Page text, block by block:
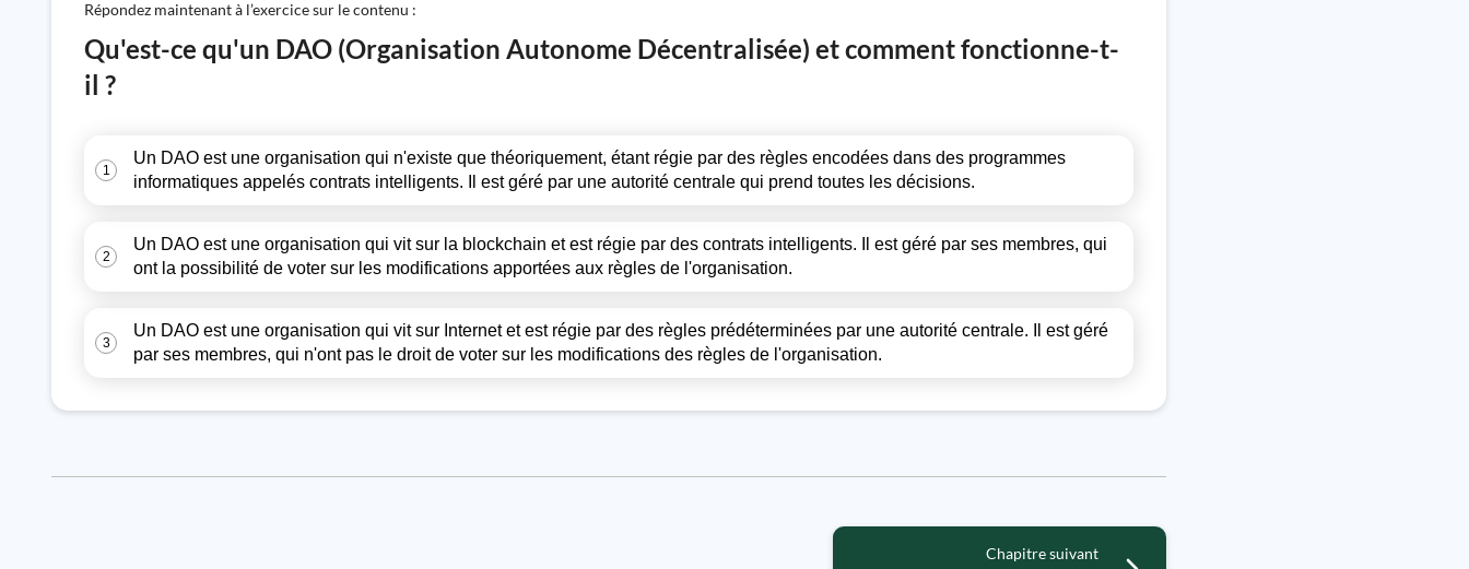
Répondez maintenant à l’exercice sur le contenu :
Qu'est-ce qu'un DAO (Organisation Autonome Décentralisée) et comment fonctionne-t-
il ?
1
Un DAO est une organisation qui n'existe que théoriquement, étant régie par des règles encodées dans des programmes
informatiques appelés contrats intelligents. Il est géré par une autorité centrale qui prend toutes les décisions.
2
Un DAO est une organisation qui vit sur la blockchain et est régie par des contrats intelligents. Il est géré par ses membres, qui
ont la possibilité de voter sur les modifications apportées aux règles de l'organisation.
3
Un DAO est une organisation qui vit sur Internet et est régie par des règles prédéterminées par une autorité centrale. Il est géré
par ses membres, qui n'ont pas le droit de voter sur les modifications des règles de l'organisation.
Chapitre suivant